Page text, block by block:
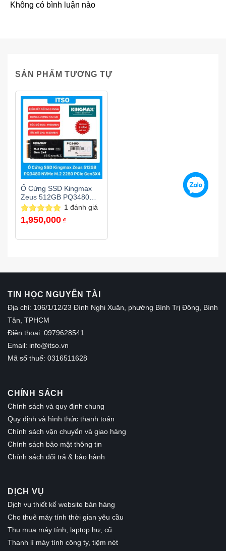
Không có bình luận nào
SẢN PHẨM TƯƠNG TỰ
Ổ Cứng SSD Kingmax
Zeus 512GB PQ3480
M.2 NVMe PCIe 3.0
Được xếp
1 đánh giá
1,950,000 ₫
TIN HỌC NGUYỄN TÀI
Địa chỉ: 106/1/12/23 Đình Nghi Xuân, phường Bình Trị Đông, Bình
Tân, TPHCM
Điện thoại: 0979628541
Email: info@itso.vn
Mã số thuế: 0316511628
CHÍNH SÁCH
Chính sách và quy định chung
Quy định và hình thức thanh toán
Chính sách vận chuyển và giao hàng
Chính sách bảo mật thông tin
Chính sách đổi trả & bảo hành
DỊCH VỤ
Dịch vụ thiết kế website bán hàng
Cho thuê máy tính thời gian yêu cầu
Thu mua máy tính, laptop hư, cũ
Thanh lí máy tính công ty, tiệm nét